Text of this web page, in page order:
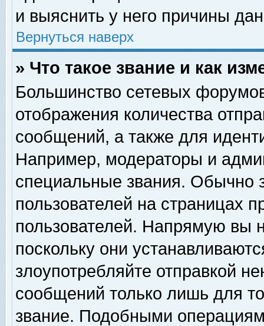
и выяснить у него причины
Вернуться наверх
» Что такое звание и как
Большинство сетевых
отображения количества
сообщений, а также для
Например, модераторы и
специальные звания. Обычно
пользователей на страницах
пользователей. Напрямую вы
поскольку они
злоупотребляйте отправкой
сообщений только лишь для
звание. Подобными